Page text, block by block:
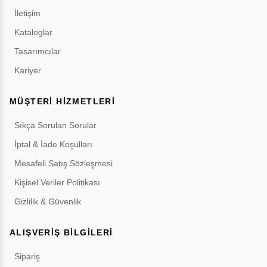
İletişim
Kataloglar
Tasarımcılar
Kariyer
MÜŞTERİ HİZMETLERİ
Sıkça Sorulan Sorular
İptal & İade Koşulları
Mesafeli Satış Sözleşmesi
Kişisel Veriler Politikası
Gizlilik & Güvenlik
ALIŞVERİŞ BİLGİLERİ
Sipariş